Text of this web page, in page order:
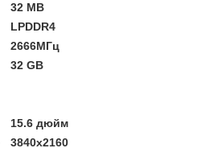
32 MB
LPDDR4
2666МГц
32 GB
15.6 дюйм
3840x2160